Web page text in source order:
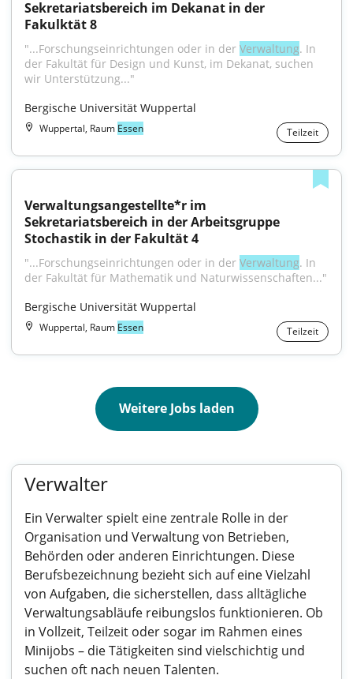
Sekretariatsbereich im Dekanat in der
Fakulktät 8
"...Forschungseinrichtungen oder in der Verwaltung. In
der Fakultät für Design und Kunst, im Dekanat, suchen
wir Unterstützung..."
Bergische Universität Wuppertal
Wuppertal, Raum Essen Teilzeit
Verwaltungsangestellte*r im
Sekretariatsbereich in der Arbeitsgruppe
Stochastik in der Fakultät 4
"...Forschungseinrichtungen oder in der Verwaltung. In
der Fakultät für Mathematik und Naturwissenschaften..."
Bergische Universität Wuppertal
Wuppertal, Raum Essen Teilzeit
Weitere Jobs laden
Verwalter
Ein Verwalter spielt eine zentrale Rolle in der
Organisation und Verwaltung von Betrieben,
Behörden oder anderen Einrichtungen. Diese
Berufsbezeichnung bezieht sich auf eine Vielzahl
von Aufgaben, die sicherstellen, dass alltägliche
Verwaltungsabläufe reibungslos funktionieren. Ob
in Vollzeit, Teilzeit oder sogar im Rahmen eines
Minijobs – die Tätigkeiten sind vielschichtig und
suchen oft nach neuen Talenten.